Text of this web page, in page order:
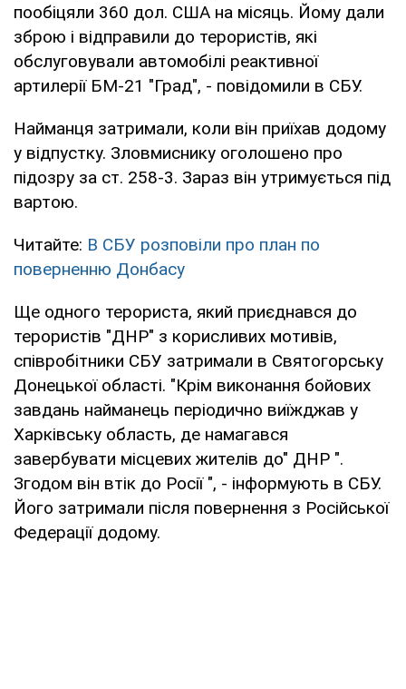
пообіцяли 360 дол. США на місяць. Йому дали
зброю і відправили до терористів, які
обслуговували автомобілі реактивної
артилерії БМ-21 "Град", - повідомили в СБУ.
Найманця затримали, коли він приїхав додому
у відпустку. Зловмиснику оголошено про
підозру за ст. 258-3. Зараз він утримується під
вартою.
Читайте: В СБУ розповіли про план по
поверненню Донбасу
Ще одного терориста, який приєднався до
терористів "ДНР" з корисливих мотивів,
співробітники СБУ затримали в Святогорську
Донецької області. "Крім виконання бойових
завдань найманець періодично виїжджав у
Харківську область, де намагався
завербувати місцевих жителів до" ДНР ".
Згодом він втік до Росії ", - інформують в СБУ.
Його затримали після повернення з Російської
Федерації додому.